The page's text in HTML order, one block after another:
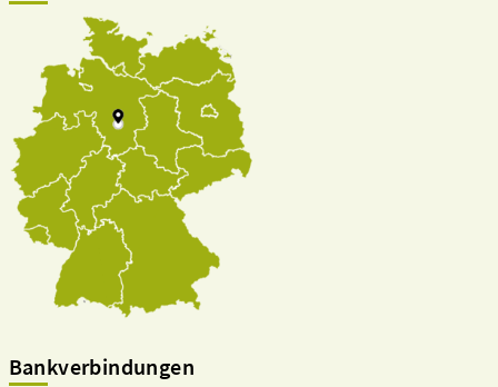
Beteiligungsbericht
Pflichtumtausch
Bankverbindungen